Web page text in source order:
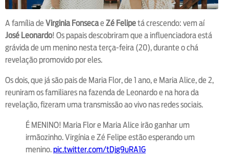
A família de Virginia Fonsecae Zé Felipetá crescendo: vem aí
José Leonardo! Os papais descobriram que a influenciadora está
grávida de um menino nesta terça-feira (20), durante o chá
revelação promovido por eles.
Os dois, que já são pais de Maria Flor, de 1 ano, e Maria Alice, de 2,
reuniram os familiares na fazenda de Leonardo e na hora da
revelação, fizeram uma transmissão ao vivo nas redes sociais.
É MENINO! Maria Flor e Maria Alice irão ganhar um
irmãozinho. Virgínia e Zé Felipe estão esperando um
menino.pic.twitter.com/tDjg9uRA1G